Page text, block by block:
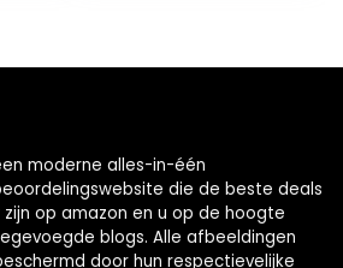
moderne alles-in-één
die de beste deals
op amazon en u op de hoogte
blogs. Alle afbeeldingen
door hun respectievelijke